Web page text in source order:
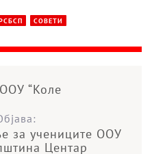
СОВЕТИ
“Коле
за учениците ООУ
Центар